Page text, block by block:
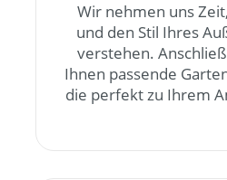
Wir nehmen uns
und den Stil Ihres
verstehen.
Ihnen passende
die perfekt zu Ihrem